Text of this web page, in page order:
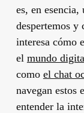
es, en
despertemos y
interesa cómo
el mundo
como el chat
navegan estos
entender la